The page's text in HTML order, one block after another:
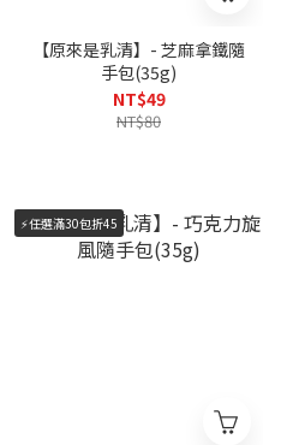
【原來是乳清】- 芝麻拿鐵隨
手包(35g)
NT$49
NT$80
⚡️任選滿30包折45